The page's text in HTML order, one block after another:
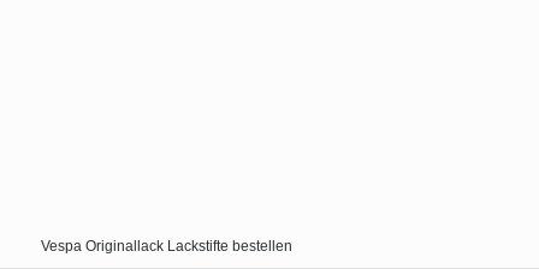
Vespa Originallack Lackstifte bestellen